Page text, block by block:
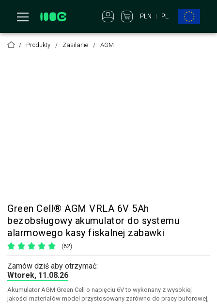
PLN PL
Produkty Zasilanie AGM
Green Cell® AGM VRLA 6V 5Ah
bezobsługowy akumulator do systemu
alarmowego kasy fiskalnej zabawki
(62)
Zamów dziś aby otrzymać:
Wtorek, 11.08.26
Akumulator AGM Green Cell o napięciu 6V to wykonany z wysokiej
jakości materiałów model przystosowany zarówno do pracy buforowej,